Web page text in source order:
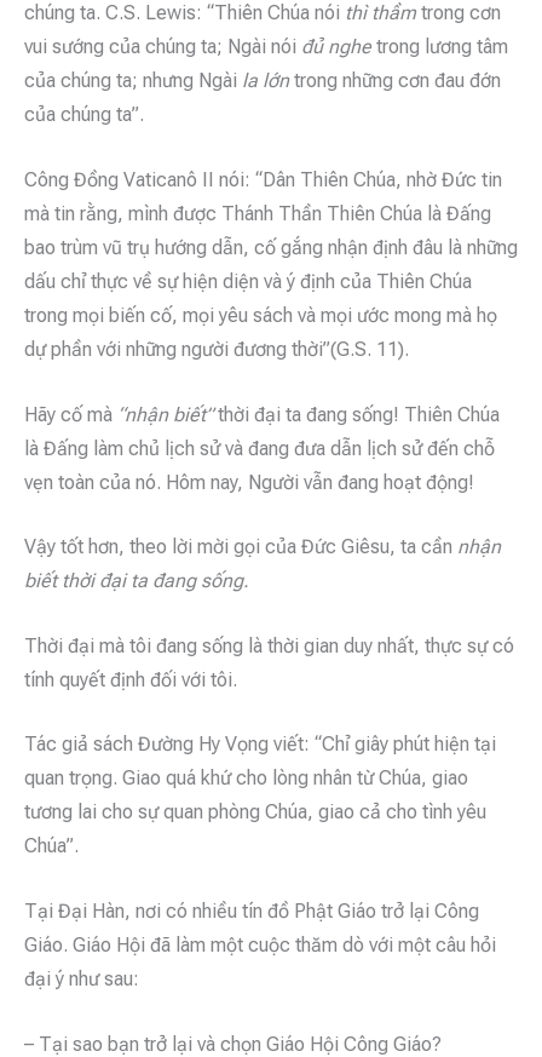
chúng ta. C.S. Lewis: “Thiên Chúa nói thì thầm trong cơn
vui sướng của chúng ta; Ngài nói đủ nghe trong lương tâm
của chúng ta; nhưng Ngài la lớntrong những cơn đau đớn
của chúng ta”.
Công Đồng Vaticanô II nói: “Dân Thiên Chúa, nhờ Đức tin
mà tin rằng, mình được Thánh Thần Thiên Chúa là Đấng
bao trùm vũ trụ hướng dẫn, cố gắng nhận định đâu là những
dấu chỉ thực về sự hiện diện và ý định của Thiên Chúa
trong mọi biến cố, mọi yêu sách và mọi ước mong mà họ
dự phần với những người đương thời”(G.S. 11).
Hãy cố mà “nhận biết”thời đại ta đang sống! Thiên Chúa
là Đấng làm chủ lịch sử và đang đưa dẫn lịch sử đến chỗ
vẹn toàn của nó. Hôm nay, Người vẫn đang hoạt động!
Vậy tốt hơn, theo lời mời gọi của Đức Giêsu, ta cần nhận
biết thời đại ta đang sống.
Thời đại mà tôi đang sống là thời gian duy nhất, thực sự có
tính quyết định đối với tôi.
Tác giả sách Đường Hy Vọng viết: “Chỉ giây phút hiện tại
quan trọng. Giao quá khứ cho lòng nhân từ Chúa, giao
tương lai cho sự quan phòng Chúa, giao cả cho tình yêu
Chúa”.
Tại Đại Hàn, nơi có nhiều tín đồ Phật Giáo trở lại Công
Giáo. Giáo Hội đã làm một cuộc thăm dò với một câu hỏi
đại ý như sau:
– Tại sao bạn trở lại và chọn Giáo Hội Công Giáo?